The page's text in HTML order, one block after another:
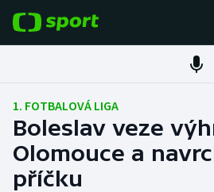
Fotbal
Hokej
Tenis
1. FOTBALOVÁ LIGA
Boleslav veze
Olomouce a
příčku